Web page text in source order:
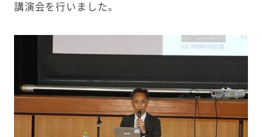
講演会を行いました。